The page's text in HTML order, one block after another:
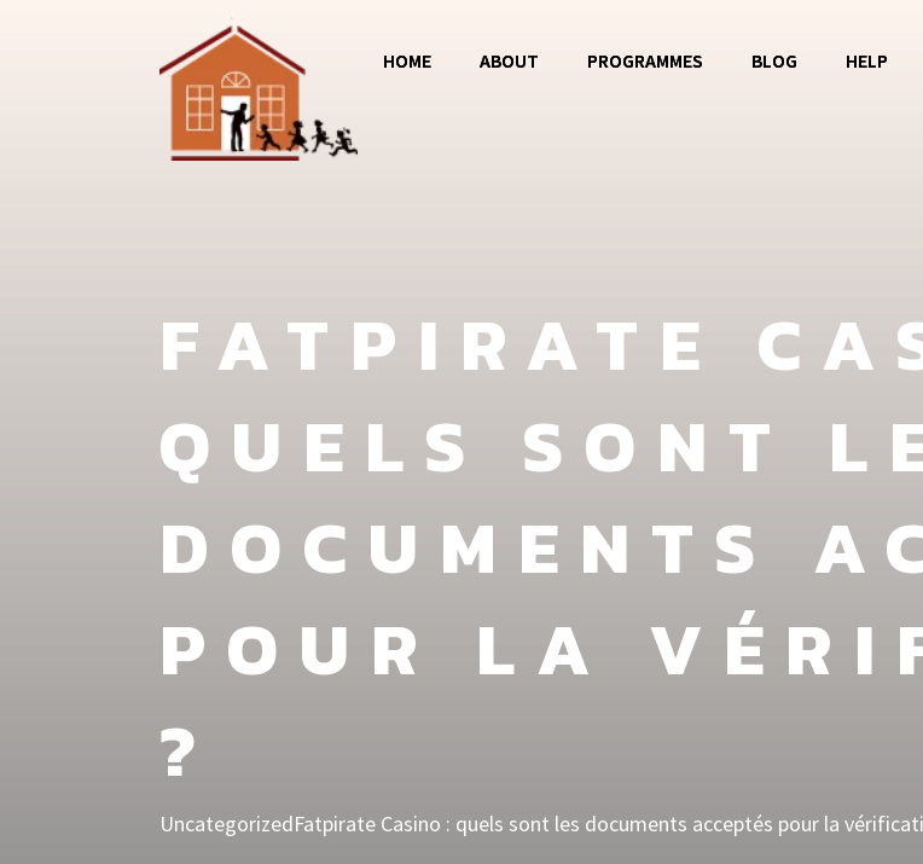
HOME ABOUT PROGRAMMES
Fashion Show
BLOG HELP
FATPIRATE
QUELS SONT
DOCUMENTS
POUR LA
?
UncategorizedFatpirate Casino : quels sont les documents acceptés pour la